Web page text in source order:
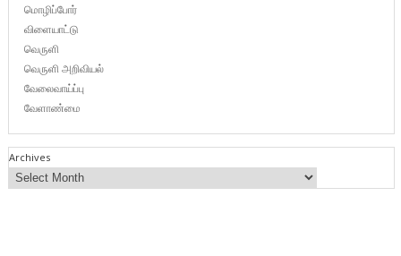
மொழிப்போர்
விளையாட்டு
வெருளி
வெருளி அறிவியல்
வேலைவாய்ப்பு
வேளாண்மை
Archives